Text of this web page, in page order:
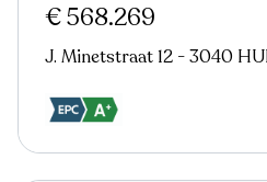
€ 568.269
J. Minetstraat 12 - 3040